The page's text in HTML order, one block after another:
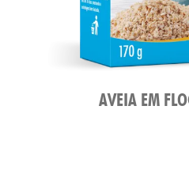
AVEIA EM